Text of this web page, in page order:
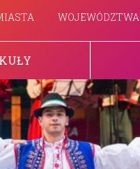
WOJEWÓDZTWA